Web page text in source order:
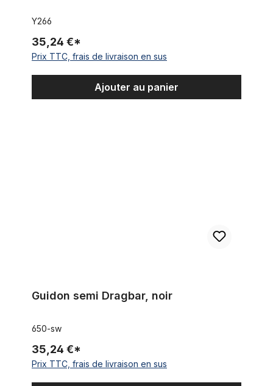
Y266
35,24 €*
Prix TTC, frais de livraison en sus
Ajouter au panier
Guidon semi Dragbar, noir
650-sw
35,24 €*
Prix TTC, frais de livraison en sus